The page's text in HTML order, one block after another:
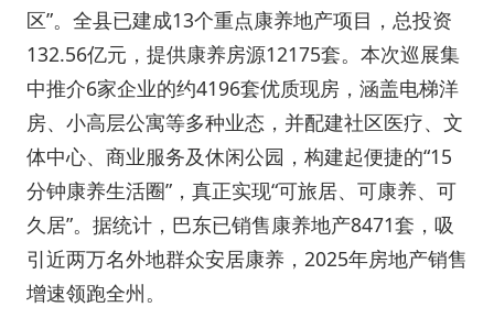
区”。全县已建成13个重点康养地产项目，总投资
132.56亿元，提供康养房源12175套。本次巡展集
中推介6家企业的约4196套优质现房，涵盖电梯洋
房、小高层公寓等多种业态，并配建社区医疗、文
体中心、商业服务及休闲公园，构建起便捷的“15
分钟康养生活圈”，真正实现“可旅居、可康养、可
久居”。据统计，巴东已销售康养地产8471套，吸
引近两万名外地群众安居康养，2025年房地产销售
增速领跑全州。